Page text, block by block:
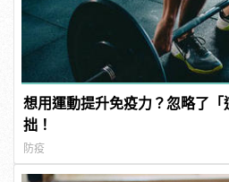
想用運動提升免疫力？忽略了
拙！
防疫